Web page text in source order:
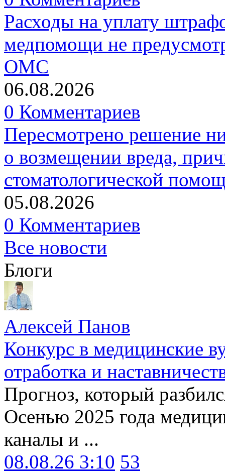
Расходы на уплату
медпомощи не
ОМС
06.08.2026
0 Комментариев
Пересмотрено решение
о возмещении вреда,
стоматологической
05.08.2026
0 Комментариев
Все новости
Блоги
Алексей Панов
Конкурс в медицинские
отработка и
Прогноз, который
Осенью 2025 года
каналы и ...
08.08.26 3:10 53